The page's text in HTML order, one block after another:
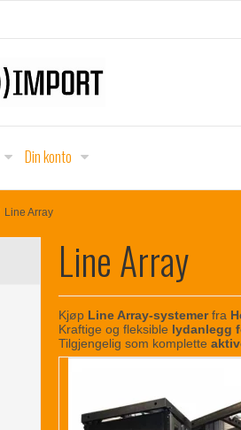
Din konto
Line Array
Line Array
Kjøp Line Array-systemerfra
Kraftige og fleksible lydanlegg
Tilgjengelig som komplette